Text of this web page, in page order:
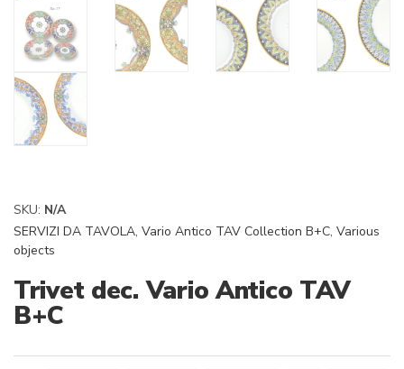
SKU: N/A
SERVIZI DA TAVOLA, Vario Antico TAV Collection B+C, Various
objects
Trivet dec. Vario Antico TAV
B+C